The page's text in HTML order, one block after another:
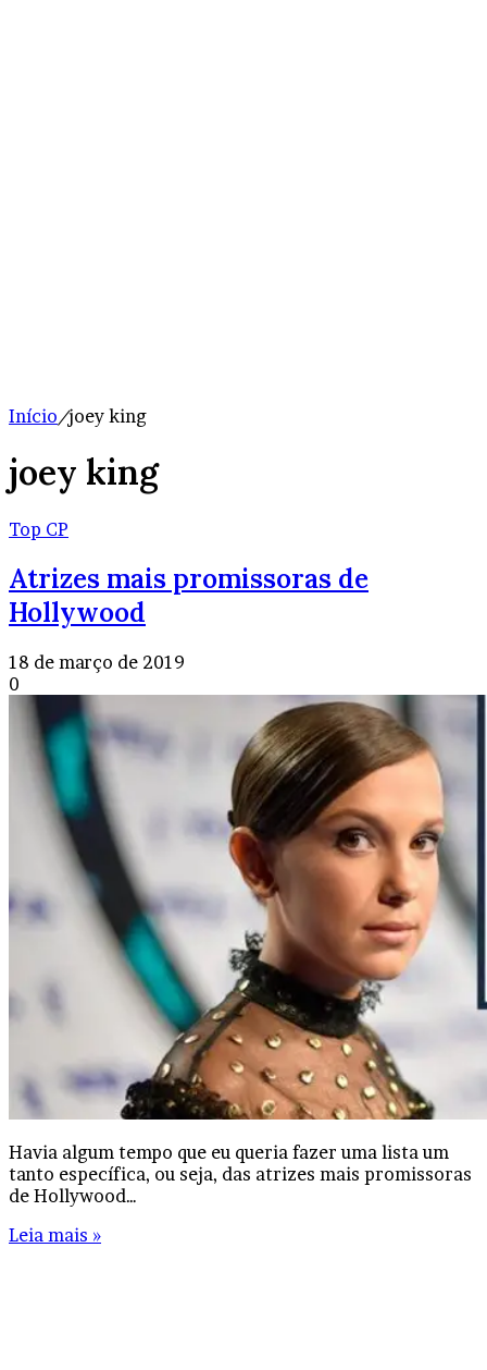
Início/joey king
joey king
Top CP
Atrizes mais promissoras de
Hollywood
18 de março de 2019
0
Havia algum tempo que eu queria fazer uma lista um
tanto específica, ou seja, das atrizes mais promissoras
de Hollywood…
Leia mais »